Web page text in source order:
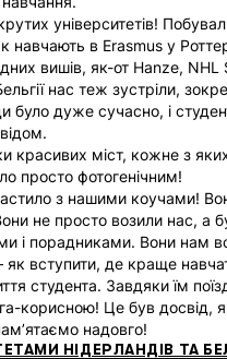
університетів!
навчають в Erasmus у
вишів, як-от Hanze, NHL
нас теж зустріли,
було дуже сучасно, і
красивих міст, кожне з
просто фотогенічним!
з нашими коучами!
не просто возили нас, а
і порадниками. Вони нам
як вступити, де краще
студента. Завдяки їм
корисною! Це був досвід,
надовго!
НІДЕРЛАНДІВ ТА